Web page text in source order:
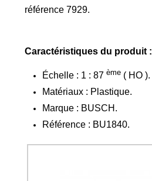
référence 7929.
Caractéristiques du produit :
Échelle : 1 : 87 ème ( HO ).
Matériaux : Plastique.
Marque : BUSCH.
Référence : BU1840.